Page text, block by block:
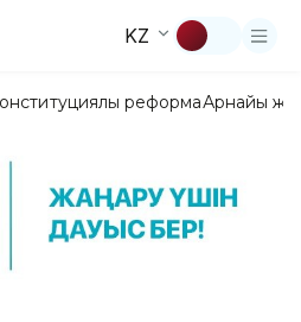
KZ
реформаАрнайы